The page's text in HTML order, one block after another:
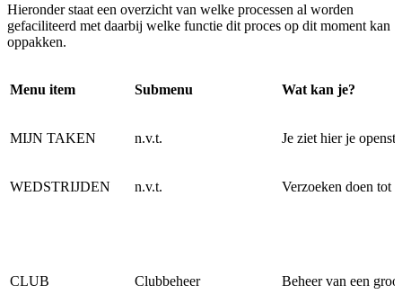
Hieronder staat een overzicht van welke processen al worden
gefaciliteerd met daarbij welke functie dit proces op dit moment kan
oppakken.
Menu item Submenu Wat kan je?
MIJN TAKEN n.v.t. Je ziet hier je
WEDSTRIJDEN n.v.t. Verzoeken doen tot
CLUB Clubbeheer Beheer van een